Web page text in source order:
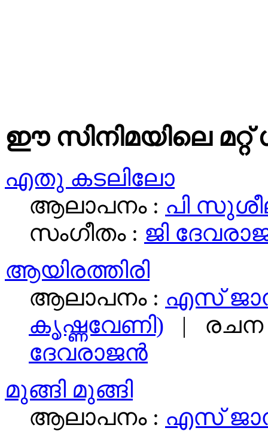
ഈ സിനിമയിലെ
എതു കടലിലോ
ആലാപനം : പി
സംഗീതം : ജി
ആയിരത്തിരി
ആലാപനം : എസ്
കൃഷ്ണവേണി) | രചന
ദേവരാജൻ
മുങ്ങി മുങ്ങി
ആലാപനം : എസ്